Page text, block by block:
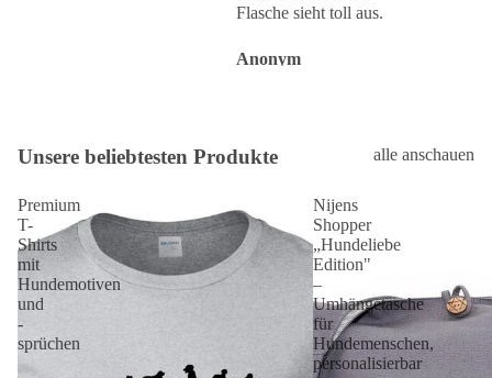
Flasche sieht toll aus.
Anonym
Unsere beliebtesten Produkte alle anschauen
Premium
T-
Shirts
mit
Hundemotiven
und
-
sprüchen
Nijens
Shopper
„Hundeliebe
Edition"
–
Umhängetasche
für
Hundemenschen,
personalisierbar